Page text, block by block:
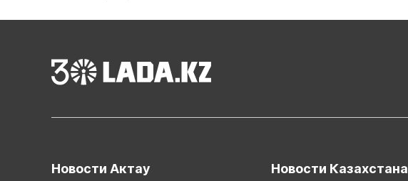
Новости Актау
Новости Казахстана